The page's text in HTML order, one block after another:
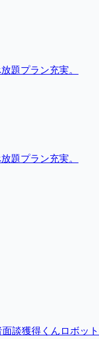
題プラン充実。
題プラン充実。
談獲得くん ロボッ